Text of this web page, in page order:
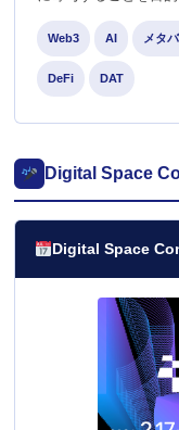
Web3 AI メタ
DeFi DAT
Digital Space
Digital Space